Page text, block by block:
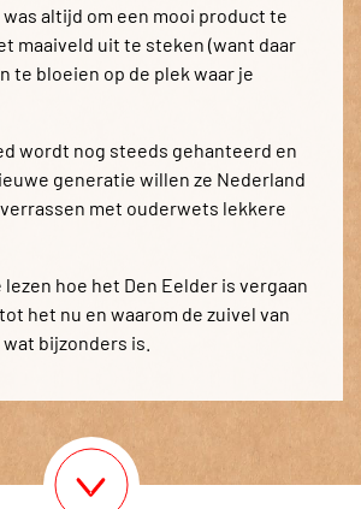
altijd om een mooi product te
maaiveld uit te steken (want daar
te bloeien op de plek waar je
wordt nog steeds gehanteerd en
generatie willen ze Nederland
met ouderwets lekkere
hoe het Den Eelder is vergaan
het nu en waarom de zuivel van
bijzonders is.